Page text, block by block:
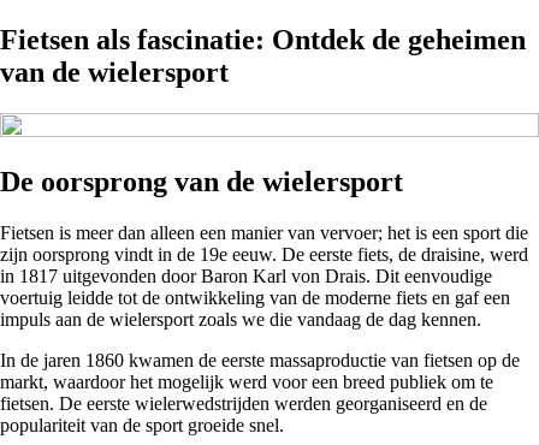
Fietsen als fascinatie: Ontdek de geheimen
van de wielersport
De oorsprong van de wielersport
Fietsen is meer dan alleen een manier van vervoer; het is een sport die
zijn oorsprong vindt in de 19e eeuw. De eerste fiets, de draisine, werd
in 1817 uitgevonden door Baron Karl von Drais. Dit eenvoudige
voertuig leidde tot de ontwikkeling van de moderne fiets en gaf een
impuls aan de wielersport zoals we die vandaag de dag kennen.
In de jaren 1860 kwamen de eerste massaproductie van fietsen op de
markt, waardoor het mogelijk werd voor een breed publiek om te
fietsen. De eerste wielerwedstrijden werden georganiseerd en de
populariteit van de sport groeide snel.